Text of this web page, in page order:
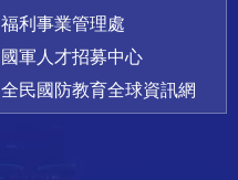
福利事業管理處
國軍人才招募中心
全民國防教育全球資訊網